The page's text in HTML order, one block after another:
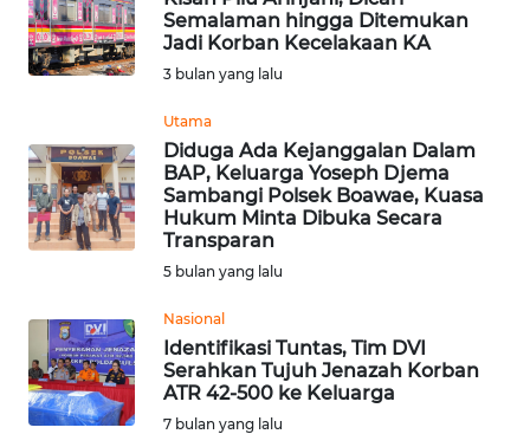
Semalaman hingga Ditemukan
Jadi Korban Kecelakaan KA
3 bulan yang lalu
Utama
Diduga Ada Kejanggalan Dalam
BAP, Keluarga Yoseph Djema
Sambangi Polsek Boawae, Kuasa
Hukum Minta Dibuka Secara
Transparan
5 bulan yang lalu
Nasional
Identifikasi Tuntas, Tim DVI
Serahkan Tujuh Jenazah Korban
ATR 42-500 ke Keluarga
7 bulan yang lalu
BAJO
Informasi
INDEKS
BERITA
KAMI
INFO
IKLAN